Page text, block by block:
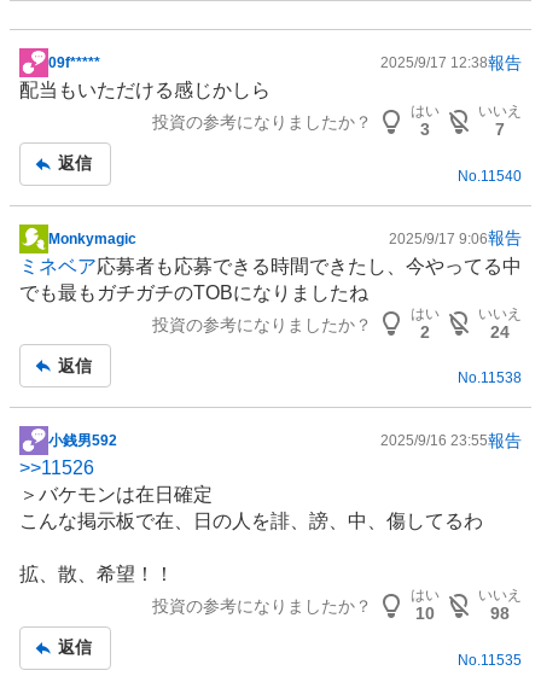
掲
示
事
09f***** 2025/9/17 12:38報告
配当もいただける感じかしら
投資の参考になりましたか？
はい
3
いいえ
7
返信
No. 11540
掲
示
板
Monkymagic 2025/9/17 9:06報告
ミネベア応募者も応募できる時間できたし、今やってる中
でも最もガチガチのTOBになりましたね
投資の参考になりましたか？
はい
2
いいえ
24
返信
No.11538
掲
示
板
記
小銭男592 2025/9/16 23:55報告
>>11526
＞バケモンは在日確定
こんな掲示板で在、日の人を誹、謗、中、傷してるわ
拡、散、希望！！
投資の参考になりましたか？
はい
10
いいえ
98
返信
No. 11535